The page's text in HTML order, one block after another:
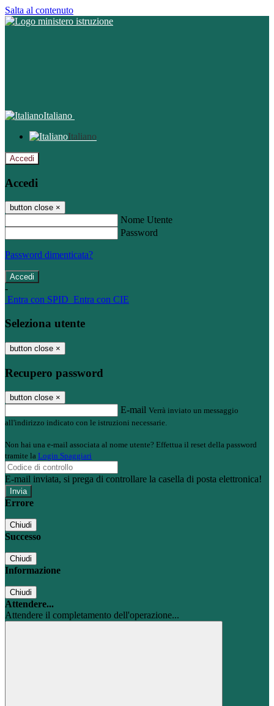
Salta al contenuto
Italiano
Italiano
Accedi
Accedi
button close ×
Nome Utente
Password
Password dimenticata?
-
Entra con SPID Entra con CIE
Seleziona utente
button close ×
Recupero password
button close ×
E-mail Verrà inviato un messaggio
all'indirizzo indicato con le istruzioni necessarie.
Non hai una e-mail associata al nome utente? Effettua il reset della password
tramite la Login Spaggiari
E-mail inviata, si prega di controllare la casella di posta elettronica!
Errore
Chiudi
Successo
Chiudi
Informazione
Chiudi
Attendere...
Attendere il completamento dell'operazione...